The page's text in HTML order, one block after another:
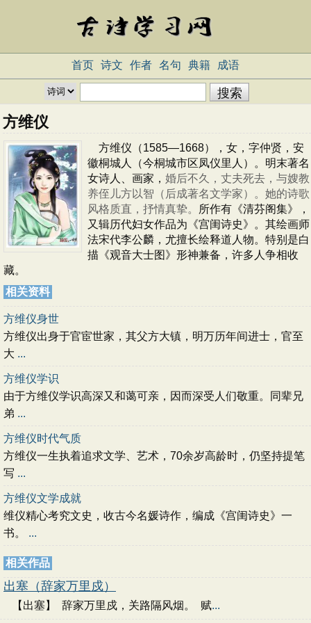
首页 诗文 作者 名句 典籍 成语
方维仪
方维仪（1585—1668），女，字仲贤，安
徽桐城人（今桐城市区凤仪里人）。明末著名
女诗人、画家， 婚后不久，丈夫死去，与嫂教
养侄儿方以智（后成著名文学家）。她的诗歌
风格质直，抒情真挚。
所作有《清芬阁集》，
又辑历代妇女作品为《宫闺诗史》。其绘画师
法宋代李公麟，尤擅长绘释道人物。特别是白
描《观音大士图》形神兼备，许多人争相收
藏。
相关资料
方维仪身世
方维仪出身于官宦世家，其父方大镇，明万历年间进士，官至
大 ...
方维仪学识
由于方维仪学识高深又和蔼可亲，因而深受人们敬重。同辈兄
弟 ...
方维仪时代气质
方维仪一生执着追求文学、艺术，70余岁高龄时，仍坚持提笔
写 ...
方维仪文学成就
维仪精心考究文史，收古今名媛诗作，编成《宫闺诗史》一
书。 ...
相关作品
出塞（辞家万里戍）
【出塞】 辞家万里戍，关路隔风烟。 赋...